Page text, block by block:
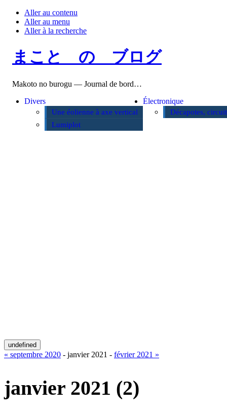
Aller au contenu
Aller au menu
Aller à la recherche
まこと の ブログ
Makoto no burogu — Journal de bord…
Divers
Une éolienne à axe vertical
Lumiplot
Électronique
Décapotes,
undefined
« septembre 2020 - janvier 2021 - février 2021 »
janvier 2021 (2)